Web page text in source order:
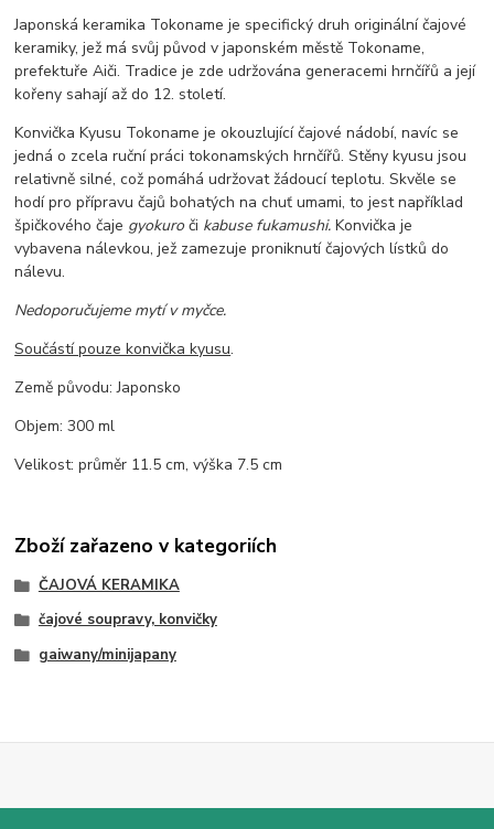
Japonská keramika Tokoname je specifický druh originální čajové
keramiky, jež má svůj původ v japonském městě Tokoname,
prefektuře Aiči. Tradice je zde udržována generacemi hrnčířů a její
kořeny sahají až do 12. století.
Konvička Kyusu Tokoname je okouzlující čajové nádobí, navíc se
jedná o zcela ruční práci tokonamských hrnčířů. Stěny kyusu jsou
relativně silné, což pomáhá udržovat žádoucí teplotu. Skvěle se
hodí pro přípravu čajů bohatých na chuť umami, to jest například
špičkového čaje gyokuroči kabuse fukamushi. Konvička je
vybavena nálevkou, jež zamezuje proniknutí čajových lístků do
nálevu.
Nedoporučujeme mytí v myčce.
Součástí pouze konvička kyusu.
Země původu: Japonsko
Objem: 300 ml
Velikost: průměr 11.5 cm, výška 7.5 cm
Zboží zařazeno v kategoriích
ČAJOVÁ KERAMIKA
čajové soupravy, konvičky
gaiwany/minijapany